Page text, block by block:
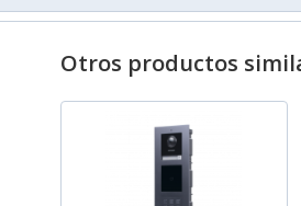
Otros productos